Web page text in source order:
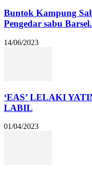
Buntok Kampung
Pengedar sabu
14/06/2023
‘EAS’ LELAKI
LABIL
01/04/2023